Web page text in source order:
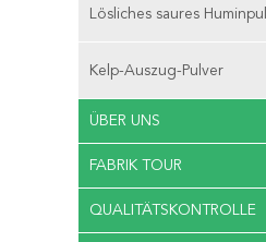
Lösliches saures
Kelp-Auszug-Pulver
ÜBER UNS
FABRIK TOUR
QUALITÄTSKONTROLLE